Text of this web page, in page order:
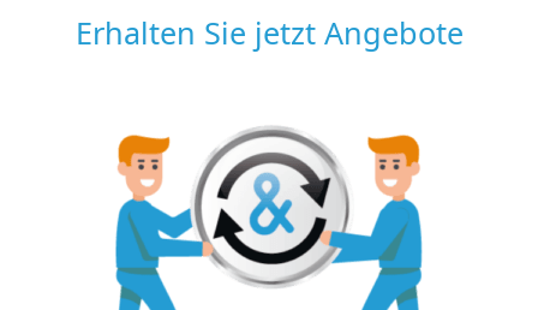
Erhalten Sie jetzt Angebote